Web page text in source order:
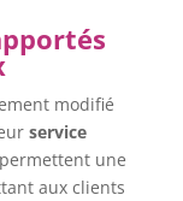
modifié
service
une
aux clients